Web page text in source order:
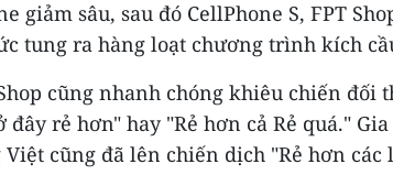
giảm sâu, sau đó CellPhone S, FPT
tung ra hàng loạt chương trình kích
cũng nhanh chóng khiêu chiến đối
đây rẻ hơn" hay "Rẻ hơn cả Rẻ quá."
Việt cũng đã lên chiến dịch "Rẻ hơn các